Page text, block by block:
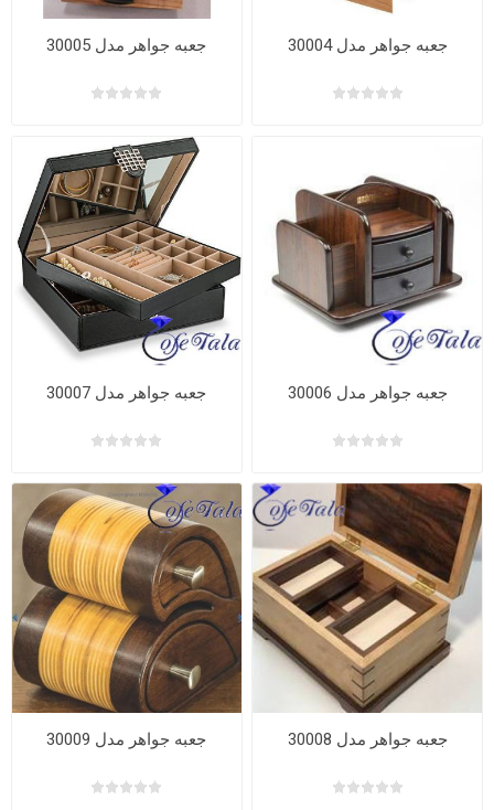
جعبه جواهر مدل 30004 جعبه جواهر مدل 30005
جعبه جواهر مدل 30006 جعبه جواهر مدل 30007
جعبه جواهر مدل 30008 جعبه جواهر مدل 30009